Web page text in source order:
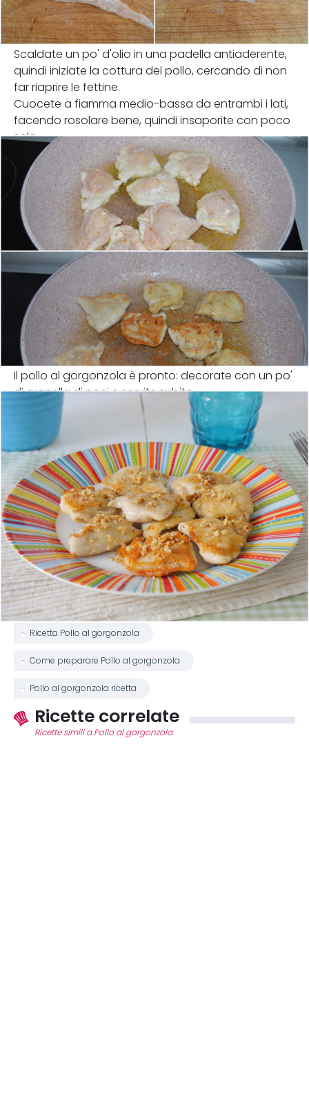
Scaldate un po' d'olio in una padella antiaderente,
quindi iniziate la cottura del pollo, cercando di non
far riaprire le fettine.
Cuocete a fiamma medio-bassa da entrambi i lati,
facendo rosolare bene, quindi insaporite con poco
sale.
Il pollo al gorgonzola è pronto: decorate con un po'
di granella di noci e servite subito.
Ricetta Pollo al gorgonzola
Come preparare Pollo al gorgonzola
Pollo al gorgonzola ricetta
Ricette correlate
Ricette simili a Pollo al gorgonzola